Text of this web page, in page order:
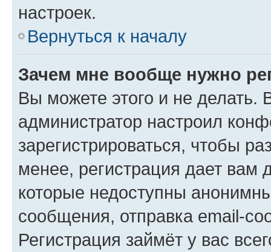
настроек.
Вернуться к началу
Зачем мне вообще нужно
Вы можете этого и не делать.
администратор настроил
зарегистрироваться, чтобы
менее, регистрация дает вам
которые недоступны
сообщения, отправка email-
Регистрация займёт у вас